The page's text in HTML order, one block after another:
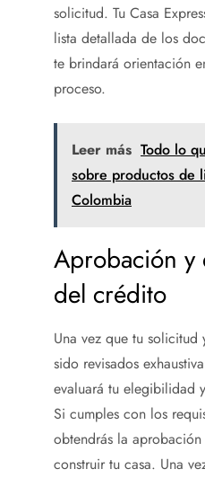
solicitud. Tu Casa
lista detallada de los
te brindará orientación
proceso.
Leer más Todo lo
sobre productos de
Colombia
Aprobación y
del crédito
Una vez que tu solicitud
sido revisados
evaluará tu elegibilidad
Si cumples con los
obtendrás la
construir tu casa. Una